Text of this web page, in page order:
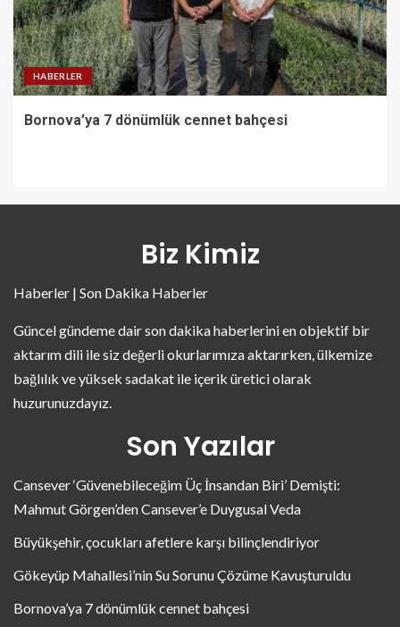
HABERLER
Bornova’ya 7 dönümlük cennet bahçesi
Biz Kimiz
Haberler | Son Dakika Haberler
Güncel gündeme dair son dakika haberlerini en objektif bir
aktarım dili ile siz değerli okurlarımıza aktarırken, ülkemize
bağlılık ve yüksek sadakat ile içerik üretici olarak
huzurunuzdayız.
Son Yazılar
Cansever ‘Güvenebileceğim Üç İnsandan Biri’ Demişti:
Mahmut Görgen’den Cansever’e Duygusal Veda
Büyükşehir, çocukları afetlere karşı bilinçlendiriyor
Gökeyüp Mahallesi’nin Su Sorunu Çözüme Kavuşturuldu
Bornova’ya 7 dönümlük cennet bahçesi